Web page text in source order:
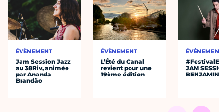
ÉVÈNEMENT
Jam Session Jazz
au 38Riv, animée
par Ananda
Brandão
ÉVÈNEMENT
L’Été du Canal
revient pour une
19ème édition
JAM